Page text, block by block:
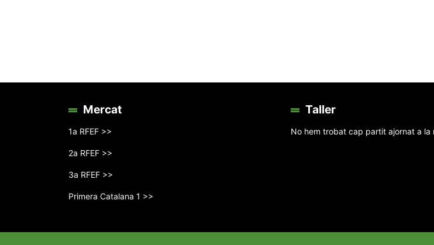
Mercat
1a RFEF >>
2a RFEF >>
3a RFEF >>
Primera Catalana 1 >>
Taller
No hem trobat cap partit ajornat a la